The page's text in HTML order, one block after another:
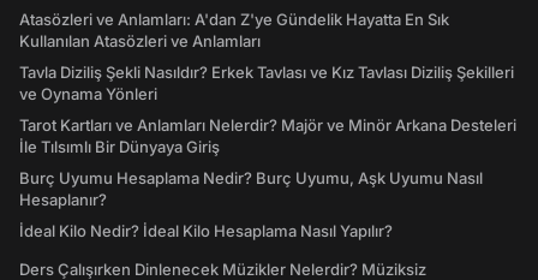
Atasözleri ve Anlamları: A'dan Z'ye Gündelik Hayatta En Sık
Kullanılan Atasözleri ve Anlamları
Tavla Diziliş Şekli Nasıldır? Erkek Tavlası ve Kız Tavlası Diziliş Şekilleri
ve Oynama Yönleri
Tarot Kartları ve Anlamları Nelerdir? Majör ve Minör Arkana Desteleri
İle Tılsımlı Bir Dünyaya Giriş
Burç Uyumu Hesaplama Nedir? Burç Uyumu, Aşk Uyumu Nasıl
Hesaplanır?
İdeal Kilo Nedir? İdeal Kilo Hesaplama Nasıl Yapılır?
Ders Çalışırken Dinlenecek Müzikler Nelerdir? Müziksiz